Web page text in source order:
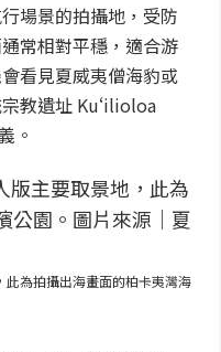
場景的拍攝地，受防
常相對平穩，適合游
看見夏威夷僧海豹或
教遺址 Kuʻilioloa
。
為拍攝出海畫面的柏卡夷灣海